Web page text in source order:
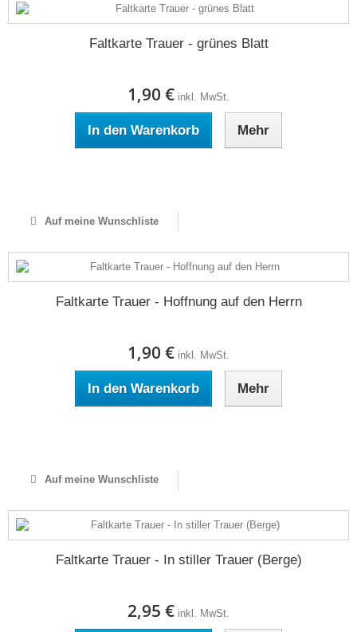
Faltkarte Trauer - grünes Blatt
1,90 € inkl. MwSt.
In den Warenkorb Mehr
Auf meine Wunschliste
Faltkarte Trauer - Hoffnung auf den Herrn
1,90 € inkl. MwSt.
In den Warenkorb Mehr
Auf meine Wunschliste
Faltkarte Trauer - In stiller Trauer (Berge)
2,95 € inkl. MwSt.